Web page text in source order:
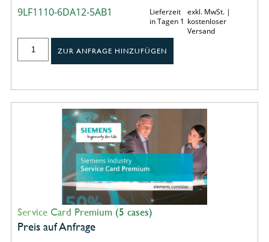
9LF1110-6DA12-5AB1
Lieferzeit
in Tagen 1
exkl. MwSt. |
kostenloser
Versand
ZUR ANFRAGE HINZUFÜGEN
Service Card Premium (5 cases)
Preis auf Anfrage